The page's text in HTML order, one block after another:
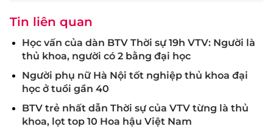
Tin liên quan
Học vấn của dàn BTV Thời sự 19h VTV: Người là
thủ khoa, người có 2 bằng đại học
Người phụ nữ Hà Nội tốt nghiệp thủ khoa đại
học ở tuổi gần 40
BTV trẻ nhất dẫn Thời sự của VTV từng là thủ
khoa, lọt top 10 Hoa hậu Việt Nam